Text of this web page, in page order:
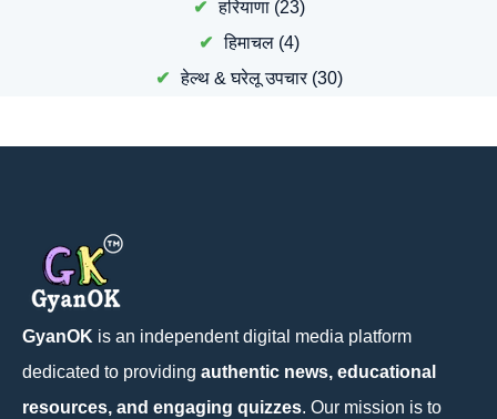
हरियाणा (23)
हिमाचल (4)
हेल्थ & घरेलू उपचार(30)
GyanOK is an independent digital media platform
dedicated to providing authentic news, educational
resources, and engaging quizzes. Our mission is to